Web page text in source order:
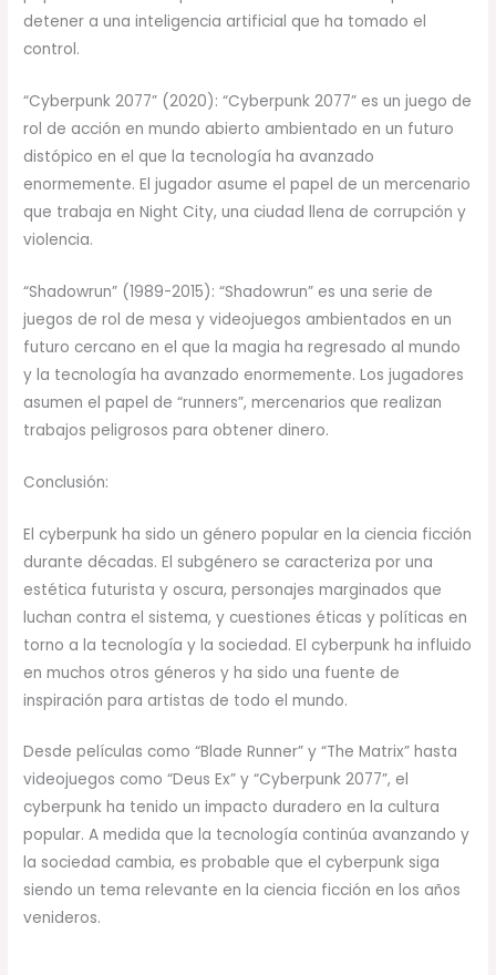
detener a una inteligencia artificial que ha tomado el
control.
“Cyberpunk 2077” (2020): “Cyberpunk 2077” es un juego de
rol de acción en mundo abierto ambientado en un futuro
distópico en el que la tecnología ha avanzado
enormemente. El jugador asume el papel de un mercenario
que trabaja en Night City, una ciudad llena de corrupción y
violencia.
“Shadowrun” (1989-2015): “Shadowrun” es una serie de
juegos de rol de mesa y videojuegos ambientados en un
futuro cercano en el que la magia ha regresado al mundo
y la tecnología ha avanzado enormemente. Los jugadores
asumen el papel de “runners”, mercenarios que realizan
trabajos peligrosos para obtener dinero.
Conclusión:
El cyberpunk ha sido un género popular en la ciencia ficción
durante décadas. El subgénero se caracteriza por una
estética futurista y oscura, personajes marginados que
luchan contra el sistema, y cuestiones éticas y políticas en
torno a la tecnología y la sociedad. El cyberpunk ha influido
en muchos otros géneros y ha sido una fuente de
inspiración para artistas de todo el mundo.
Desde películas como “Blade Runner” y “The Matrix” hasta
videojuegos como “Deus Ex” y “Cyberpunk 2077”, el
cyberpunk ha tenido un impacto duradero en la cultura
popular. A medida que la tecnología continúa avanzando y
la sociedad cambia, es probable que el cyberpunk siga
siendo un tema relevante en la ciencia ficción en los años
venideros.